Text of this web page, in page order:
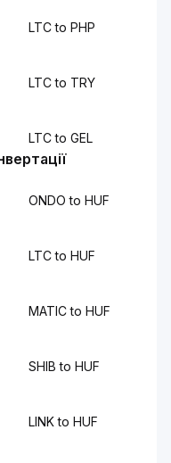
LTC to PHP
LTC to TRY
LTC to GEL
ONDO to HUF
LTC to HUF
MATIC to HUF
SHIB to HUF
LINK to HUF